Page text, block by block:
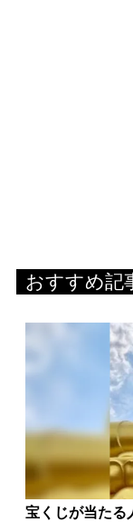
おすすめ記
宝くじが当たる